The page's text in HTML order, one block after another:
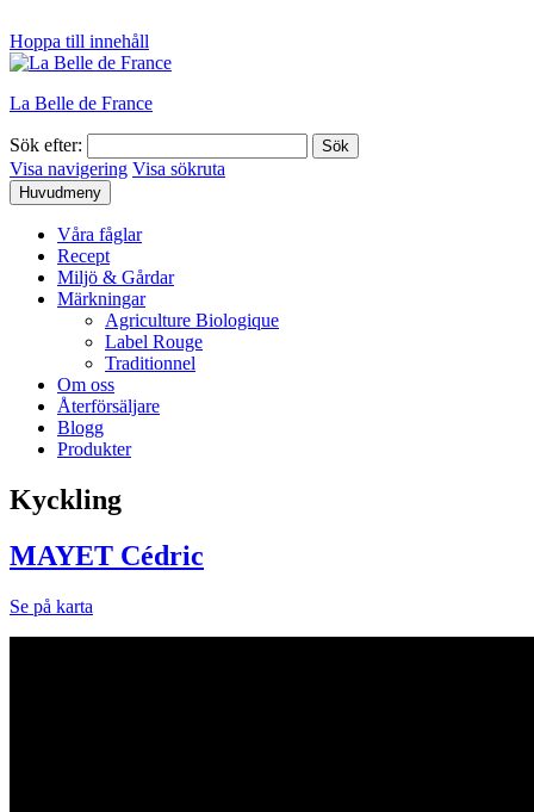
Hoppa till innehåll
La Belle de France
Sök efter:
Visa navigering Visa sökruta
Huvudmeny
Våra fåglar
Recept
Miljö & Gårdar
Märkningar
Agriculture Biologique
Label Rouge
Traditionnel
Om oss
Återförsäljare
Blogg
Produkter
Kyckling
MAYET Cédric
Se på karta